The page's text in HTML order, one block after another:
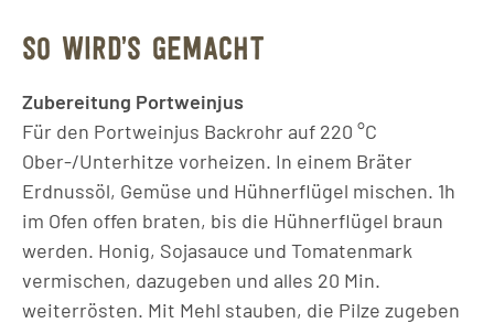
SO WIRD’S GEMACHT
Zubereitung Portweinjus
Für den Portweinjus Backrohr auf 220 °C
Ober-/Unterhitze vorheizen. In einem Bräter
Erdnussöl, Gemüse und Hühnerflügel mischen. 1h
im Ofen offen braten, bis die Hühnerflügel braun
werden. Honig, Sojasauce und Tomatenmark
vermischen, dazugeben und alles 20 Min.
weiterrösten. Mit Mehl stauben, die Pilze zugeben